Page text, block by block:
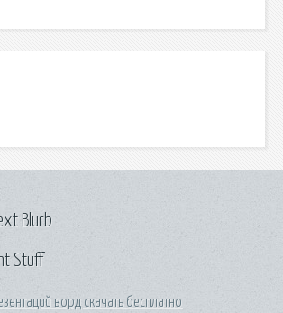
Stuff
ворд скачать бесплатно
Blurb